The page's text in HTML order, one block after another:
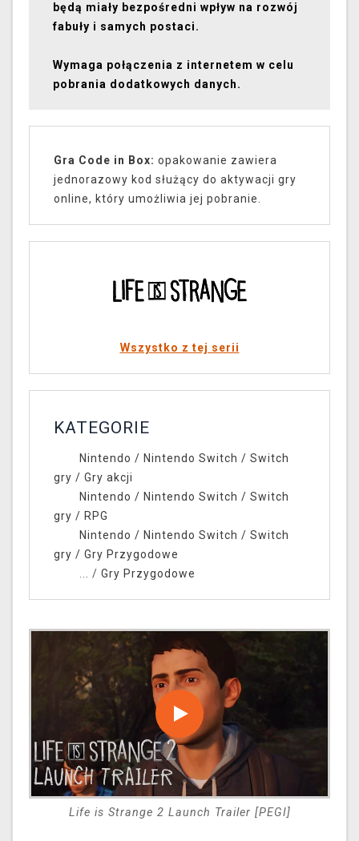
będą miały bezpośredni wpływ na rozwój
fabuły i samych postaci.
Wymaga połączenia z internetem w celu
pobrania dodatkowych danych.
Gra Code in Box: opakowanie zawiera
jednorazowy kod służący do aktywacji gry
online, który umożliwia jej pobranie.
Wszystko z tej serii
KATEGORIE
Nintendo / Nintendo Switch / Switch
gry / Gry akcji
Nintendo / Nintendo Switch / Switch
gry / RPG
Nintendo / Nintendo Switch / Switch
gry / Gry Przygodowe
... / Gry Przygodowe
Life is Strange 2 Launch Trailer [PEGI]